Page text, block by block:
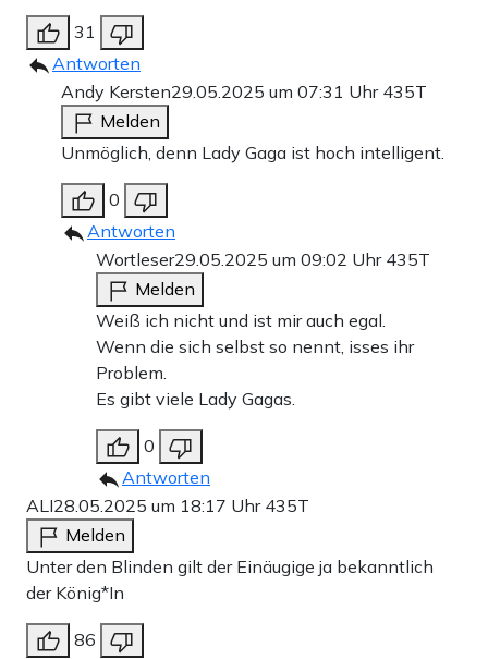
31
Antworten
Andy Kersten29.05.2025 um 07:31 Uhr 435T
Melden
Unmöglich, denn Lady Gaga ist hoch intelligent.
0
Antworten
Wortleser29.05.2025 um 09:02 Uhr 435T
Melden
Weiß ich nicht und ist mir auch egal.
Wenn die sich selbst so nennt, isses ihr
Problem.
Es gibt viele Lady Gagas.
0
Antworten
ALI28.05.2025 um 18:17 Uhr 435T
Melden
Unter den Blinden gilt der Einäugige ja bekanntlich
der König*In
86